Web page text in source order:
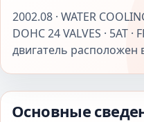
2002.08 · WATER
DOHC 24 VALVES · 5AT
двигатель расположен
Основные